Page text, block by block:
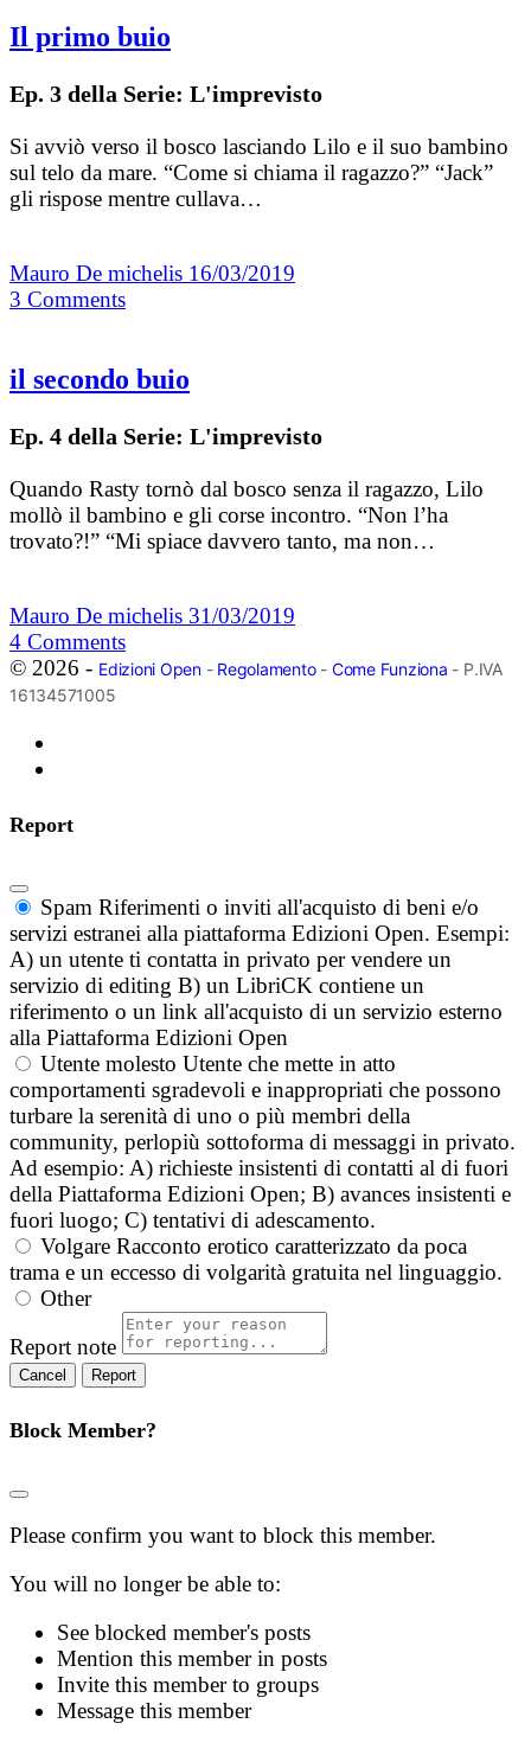
Il primo buio
Ep. 3 della Serie: L'imprevisto
Si avviò verso il bosco lasciando Lilo e il suo bambino
sul telo da mare. “Come si chiama il ragazzo?” “Jack”
gli rispose mentre cullava…
Mauro De michelis 16/03/2019
3 Comments
il secondo buio
Ep. 4 della Serie: L'imprevisto
Quando Rasty tornò dal bosco senza il ragazzo, Lilo
mollò il bambino e gli corse incontro. “Non l’ha
trovato?!” “Mi spiace davvero tanto, ma non…
Mauro De michelis 31/03/2019
4 Comments
© 2026 - Edizioni Open- Regolamento- Come Funziona - P.IVA
16134571005
Report
Spam Riferimenti o inviti all'acquisto di beni e/o
servizi estranei alla piattaforma Edizioni Open. Esempi:
A) un utente ti contatta in privato per vendere un
servizio di editing B) un LibriCK contiene un
riferimento o un link all'acquisto di un servizio esterno
alla Piattaforma Edizioni Open
Utente molesto Utente che mette in atto
comportamenti sgradevoli e inappropriati che possono
turbare la serenità di uno o più membri della
community, perlopiù sottoforma di messaggi in privato.
Ad esempio: A) richieste insistenti di contatti al di fuori
della Piattaforma Edizioni Open; B) avances insistenti e
fuori luogo; C) tentativi di adescamento.
Volgare Racconto erotico caratterizzato da poca
trama e un eccesso di volgarità gratuita nel linguaggio.
Other
Report note
Report
Block Member?
Please confirm you want to block this member.
You will no longer be able to:
See blocked member's posts
Mention this member in posts
Invite this member to groups
Message this member